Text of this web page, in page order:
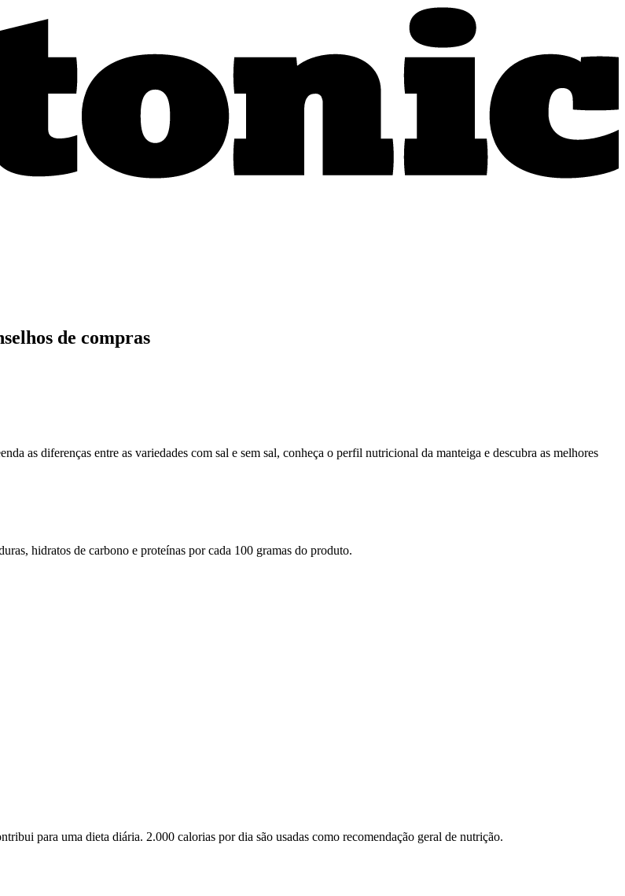
de compras
as diferenças entre as variedades com sal e sem sal, conheça o perfil nutricional da manteiga e descubra as melhores
hidratos de carbono e proteínas por cada 100 gramas do produto.
para uma dieta diária. 2.000 calorias por dia são usadas como recomendação geral de nutrição.